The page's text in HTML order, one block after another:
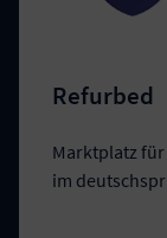
Refurbed
Marktplatz
im